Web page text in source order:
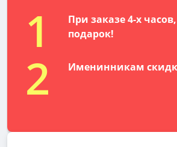
1
При заказе 4-х
подарок!
2 Именинникам